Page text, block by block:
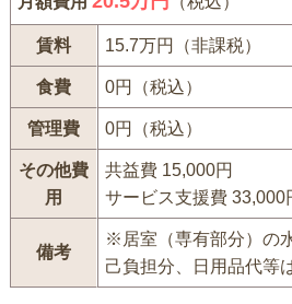
賃料 15.7万円（非課税）
食費 0円（税込）
管理費 0円（税込）
その他費
用
共益費 15,000円
サービス支援費 33,000
備考
※居室（専有部分）の
己負担分、日用品代等